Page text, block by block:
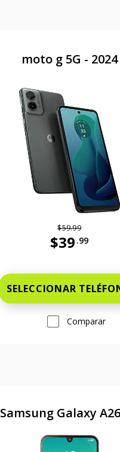
moto g 5G - 2024
$59.99
$39 .99
SELECCIONAR
Comparar
Samsung Galaxy